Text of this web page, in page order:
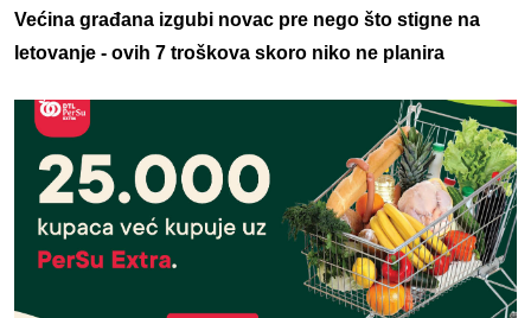
Većina građana izgubi novac pre nego što stigne na
letovanje - ovih 7 troškova skoro niko ne planira